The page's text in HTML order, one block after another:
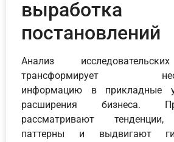
выработка
постановлений
Анализ
трансформирует
информацию в прикладные
расширения бизнеса.
рассматривают
паттерны и выдвигают